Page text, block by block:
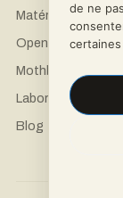
de ne
Matériel Open
OpenFlexure
Mothbox Pro
Laboratoires &
Blog